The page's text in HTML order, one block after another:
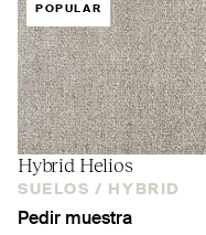
POPULAR
Hybrid Helios
SUELOS / HYBRID
Pedir muestra